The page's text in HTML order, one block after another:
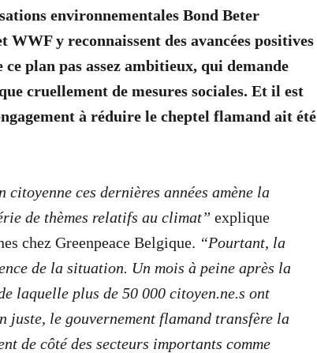
environnementales Bond Beter
y reconnaissent des avancées positives
plan pas assez ambitieux, qui demande
cruellement de mesures sociales. Et il est
à réduire le cheptel flamand ait été
ces dernières années amène la
de thèmes relatifs au climat” explique
chez Greenpeace Belgique. “Pourtant, la
de la situation. Un mois à peine après la
laquelle plus de 50 000 citoyen.ne.s ont
juste, le gouvernement flamand transfère la
de côté des secteurs importants comme